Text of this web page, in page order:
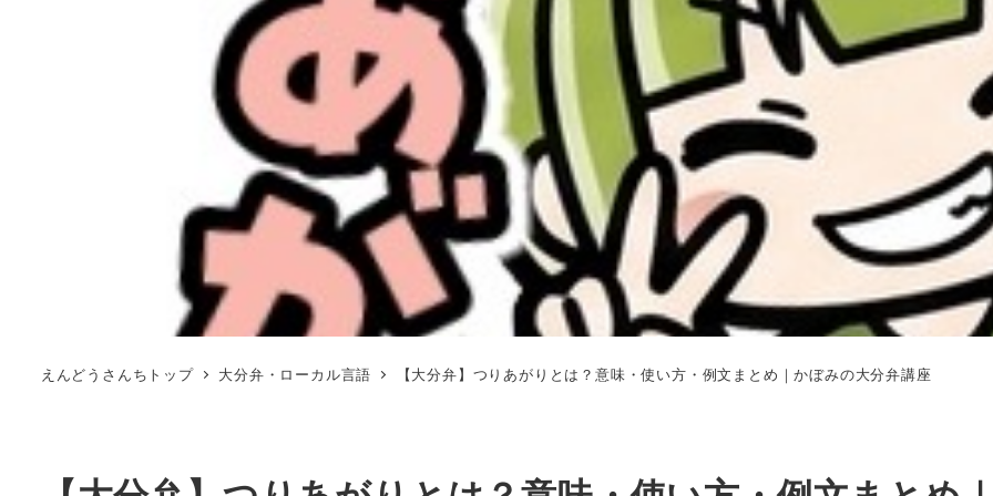
えんどうさんちトップ 大分弁・ローカル言語 【大分弁】つりあがりとは？意味・使い方・例文まとめ｜かぼみの大分弁講座